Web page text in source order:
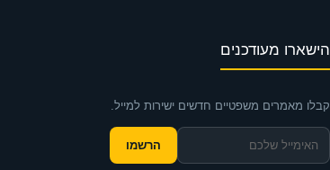
הישארו מעודכנים
קבלו מאמרים משפטיים חדשים ישירות למייל.
הרשמו